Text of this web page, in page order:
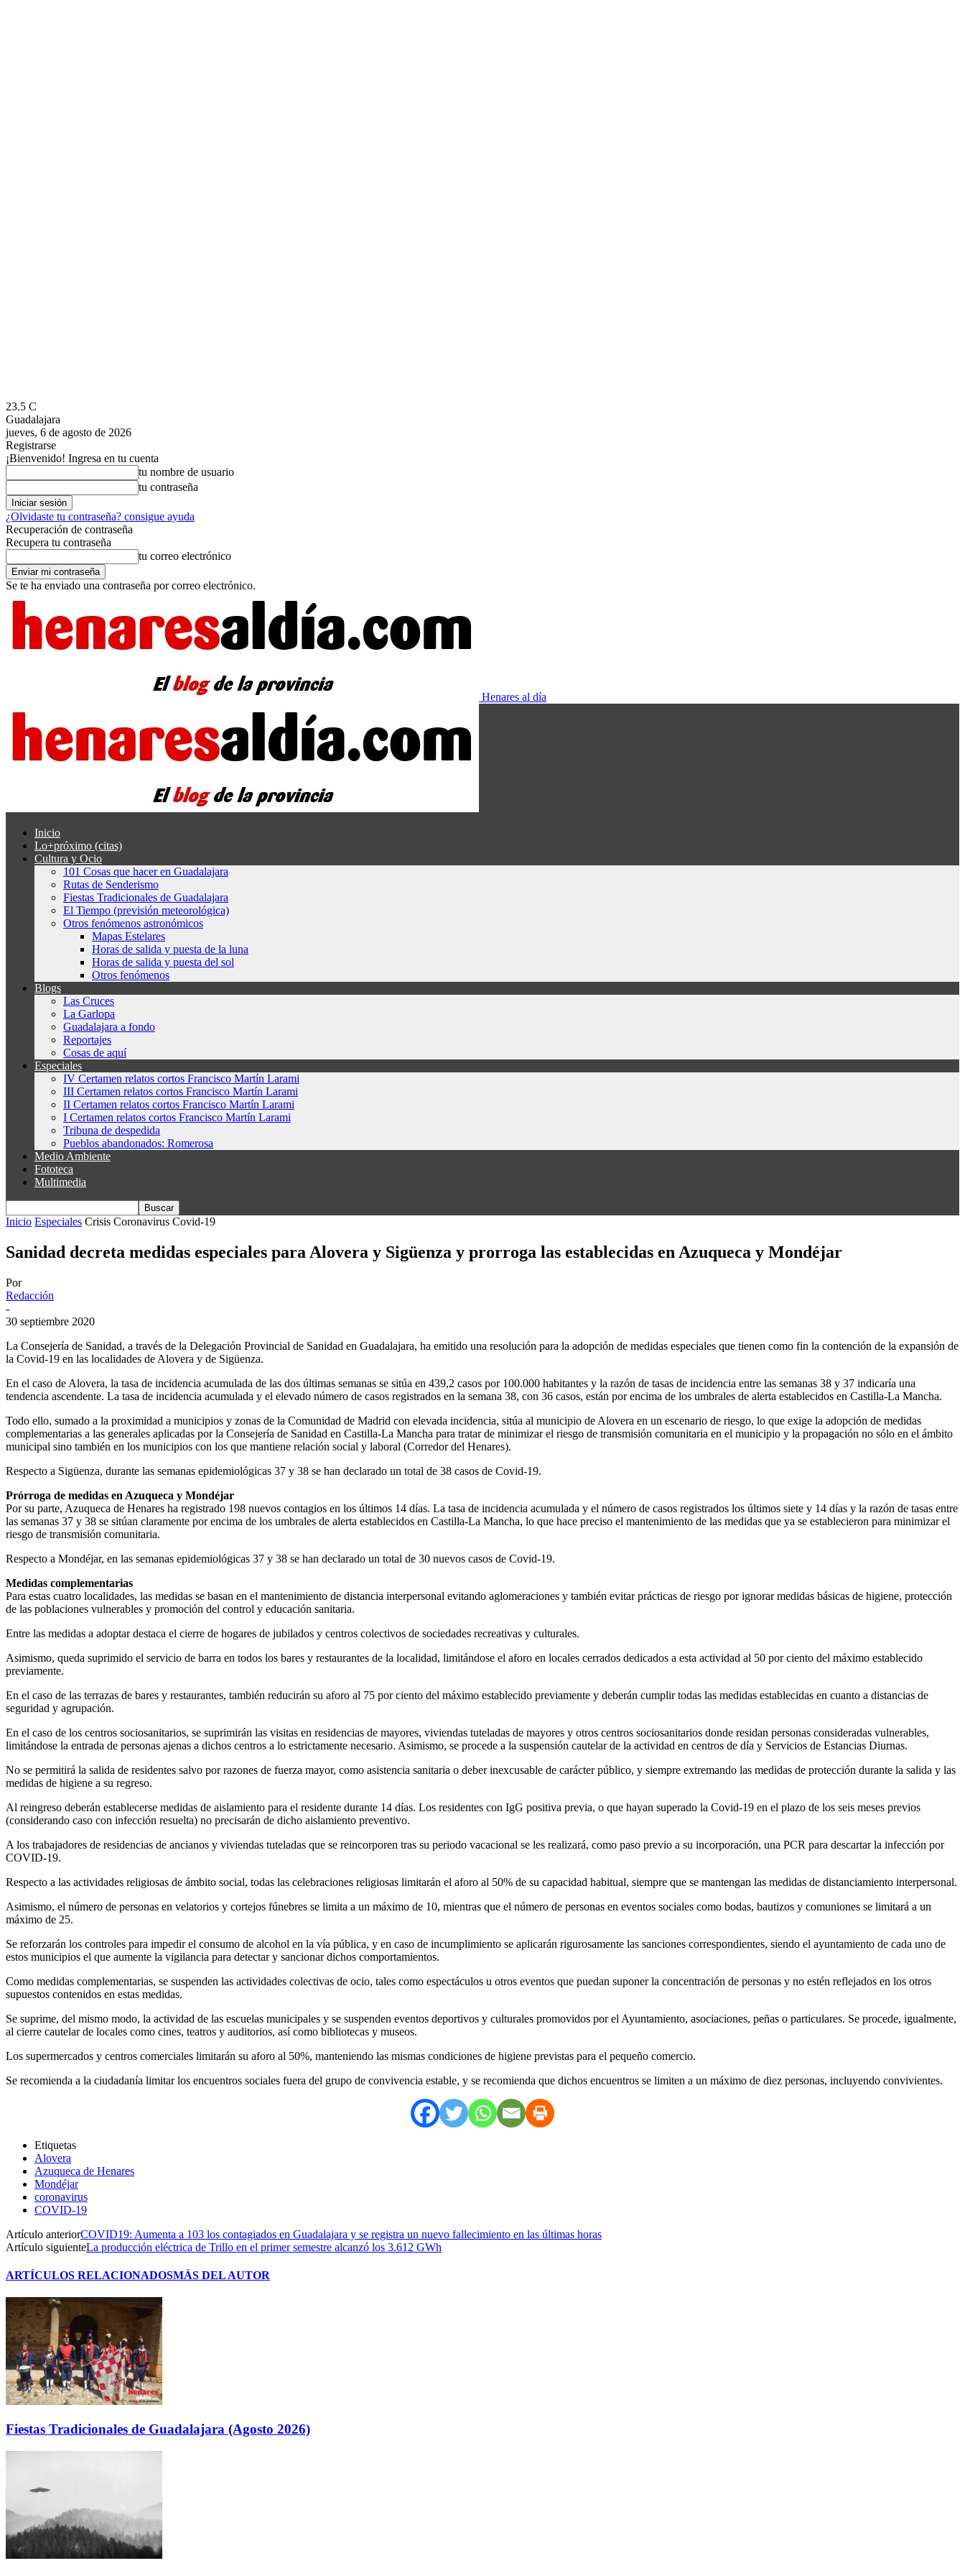
23.5 C
Guadalajara
jueves, 6 de agosto de 2026
Registrarse
¡Bienvenido! Ingresa en tu cuenta
tu nombre de usuario
tu contraseña
¿Olvidaste tu contraseña? consigue ayuda
Recuperación de contraseña
Recupera tu contraseña
tu correo electrónico
Se te ha enviado una contraseña por correo electrónico.
Henares al día
Inicio
Lo+próximo (citas)
Cultura y Ocio
101 Cosas que hacer en Guadalajara
Rutas de Senderismo
Fiestas Tradicionales de Guadalajara
El Tiempo (previsión meteorológica)
Otros fenómenos astronómicos
Mapas Estelares
Horas de salida y puesta de la luna
Horas de salida y puesta del sol
Otros fenómenos
Blogs
Las Cruces
La Garlopa
Guadalajara a fondo
Reportajes
Cosas de aquí
Especiales
IV Certamen relatos cortos Francisco Martín Larami
III Certamen relatos cortos Francisco Martín Larami
II Certamen relatos cortos Francisco Martín Larami
I Certamen relatos cortos Francisco Martín Larami
Tribuna de despedida
Pueblos abandonados: Romerosa
Medio Ambiente
Fototeca
Multimedia
Inicio Especiales Crisis Coronavirus Covid-19
Sanidad decreta medidas especiales para Alovera y Sigüenza y prorroga las establecidas en Azuqueca y Mondéjar
Por
Redacción
-
30 septiembre 2020
La Consejería de Sanidad, a través de la Delegación Provincial de Sanidad en Guadalajara, ha emitido una resolución para la adopción de medidas especiales que tienen como fin la contención de la expansión de
la Covid-19 en las localidades de Alovera y de Sigüenza.
En el caso de Alovera, la tasa de incidencia acumulada de las dos últimas semanas se sitúa en 439,2 casos por 100.000 habitantes y la razón de tasas de incidencia entre las semanas 38 y 37 indicaría una
tendencia ascendente. La tasa de incidencia acumulada y el elevado número de casos registrados en la semana 38, con 36 casos, están por encima de los umbrales de alerta establecidos en Castilla-La Mancha.
Todo ello, sumado a la proximidad a municipios y zonas de la Comunidad de Madrid con elevada incidencia, sitúa al municipio de Alovera en un escenario de riesgo, lo que exige la adopción de medidas
complementarias a las generales aplicadas por la Consejería de Sanidad en Castilla-La Mancha para tratar de minimizar el riesgo de transmisión comunitaria en el municipio y la propagación no sólo en el ámbito
municipal sino también en los municipios con los que mantiene relación social y laboral (Corredor del Henares).
Respecto a Sigüenza, durante las semanas epidemiológicas 37 y 38 se han declarado un total de 38 casos de Covid-19.
Prórroga de medidas en Azuqueca y Mondéjar
Por su parte, Azuqueca de Henares ha registrado 198 nuevos contagios en los últimos 14 días. La tasa de incidencia acumulada y el número de casos registrados los últimos siete y 14 días y la razón de tasas entre
las semanas 37 y 38 se sitúan claramente por encima de los umbrales de alerta establecidos en Castilla-La Mancha, lo que hace preciso el mantenimiento de las medidas que ya se establecieron para minimizar el
riesgo de transmisión comunitaria.
Respecto a Mondéjar, en las semanas epidemiológicas 37 y 38 se han declarado un total de 30 nuevos casos de Covid-19.
Medidas complementarias
Para estas cuatro localidades, las medidas se basan en el mantenimiento de distancia interpersonal evitando aglomeraciones y también evitar prácticas de riesgo por ignorar medidas básicas de higiene, protección
de las poblaciones vulnerables y promoción del control y educación sanitaria.
Entre las medidas a adoptar destaca el cierre de hogares de jubilados y centros colectivos de sociedades recreativas y culturales.
Asimismo, queda suprimido el servicio de barra en todos los bares y restaurantes de la localidad, limitándose el aforo en locales cerrados dedicados a esta actividad al 50 por ciento del máximo establecido
previamente.
En el caso de las terrazas de bares y restaurantes, también reducirán su aforo al 75 por ciento del máximo establecido previamente y deberán cumplir todas las medidas establecidas en cuanto a distancias de
seguridad y agrupación.
En el caso de los centros sociosanitarios, se suprimirán las visitas en residencias de mayores, viviendas tuteladas de mayores y otros centros sociosanitarios donde residan personas consideradas vulnerables,
limitándose la entrada de personas ajenas a dichos centros a lo estrictamente necesario. Asimismo, se procede a la suspensión cautelar de la actividad en centros de día y Servicios de Estancias Diurnas.
No se permitirá la salida de residentes salvo por razones de fuerza mayor, como asistencia sanitaria o deber inexcusable de carácter público, y siempre extremando las medidas de protección durante la salida y las
medidas de higiene a su regreso.
Al reingreso deberán establecerse medidas de aislamiento para el residente durante 14 días. Los residentes con IgG positiva previa, o que hayan superado la Covid-19 en el plazo de los seis meses previos
(considerando caso con infección resuelta) no precisarán de dicho aislamiento preventivo.
A los trabajadores de residencias de ancianos y viviendas tuteladas que se reincorporen tras su periodo vacacional se les realizará, como paso previo a su incorporación, una PCR para descartar la infección por
COVID-19.
Respecto a las actividades religiosas de ámbito social, todas las celebraciones religiosas limitarán el aforo al 50% de su capacidad habitual, siempre que se mantengan las medidas de distanciamiento interpersonal.
Asimismo, el número de personas en velatorios y cortejos fúnebres se limita a un máximo de 10, mientras que el número de personas en eventos sociales como bodas, bautizos y comuniones se limitará a un
máximo de 25.
Se reforzarán los controles para impedir el consumo de alcohol en la vía pública, y en caso de incumplimiento se aplicarán rigurosamente las sanciones correspondientes, siendo el ayuntamiento de cada uno de
estos municipios el que aumente la vigilancia para detectar y sancionar dichos comportamientos.
Como medidas complementarias, se suspenden las actividades colectivas de ocio, tales como espectáculos u otros eventos que puedan suponer la concentración de personas y no estén reflejados en los otros
supuestos contenidos en estas medidas.
Se suprime, del mismo modo, la actividad de las escuelas municipales y se suspenden eventos deportivos y culturales promovidos por el Ayuntamiento, asociaciones, peñas o particulares. Se procede, igualmente,
al cierre cautelar de locales como cines, teatros y auditorios, así como bibliotecas y museos.
Los supermercados y centros comerciales limitarán su aforo al 50%, manteniendo las mismas condiciones de higiene previstas para el pequeño comercio.
Se recomienda a la ciudadanía limitar los encuentros sociales fuera del grupo de convivencia estable, y se recomienda que dichos encuentros se limiten a un máximo de diez personas, incluyendo convivientes.
Etiquetas
Alovera
Azuqueca de Henares
Mondéjar
coronavirus
COVID-19
Artículo anteriorCOVID19: Aumenta a 103 los contagiados en Guadalajara y se registra un nuevo fallecimiento en las últimas horas
Artículo siguienteLa producción eléctrica de Trillo en el primer semestre alcanzó los 3.612 GWh
ARTÍCULOS RELACIONADOSMÁS DEL AUTOR
Fiestas Tradicionales de Guadalajara (Agosto 2026)